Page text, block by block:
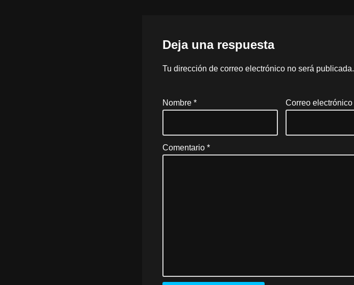
Deja una respuesta
Tu dirección de correo electrónico no será publicada.
Nombre * Correo electrónico
Comentario *